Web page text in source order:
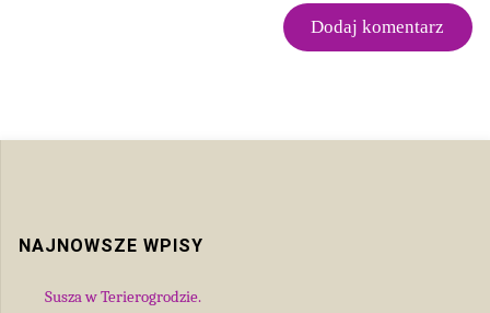
NAJNOWSZE WPISY
Susza w Terierogrodzie.